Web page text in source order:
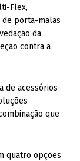
Flex,
de porta-malas
da
contra a
de acessórios
que
quatro opções